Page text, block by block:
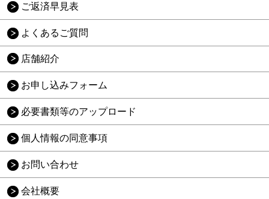
ご返済早見表
よくあるご質問
店舗紹介
お申し込みフォーム
必要書類等のアップロード
個人情報の同意事項
お問い合わせ
会社概要